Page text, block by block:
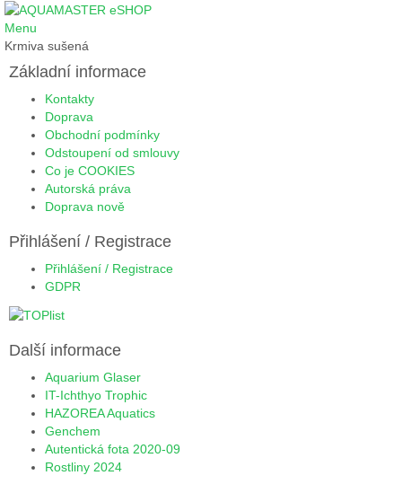
Menu
Krmiva sušená
Základní informace
Kontakty
Doprava
Obchodní podmínky
Odstoupení od smlouvy
Co je COOKIES
Autorská práva
Doprava nově
Přihlášení / Registrace
Přihlášení / Registrace
GDPR
Další informace
Aquarium Glaser
IT-Ichthyo Trophic
HAZOREA Aquatics
Genchem
Autentická fota 2020-09
Rostliny 2024